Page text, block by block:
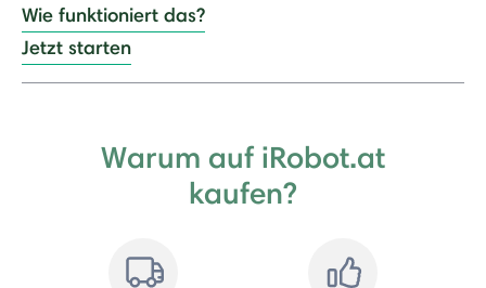
Wie funktioniert das?
Jetzt starten
Warum auf iRobot.at
kaufen?